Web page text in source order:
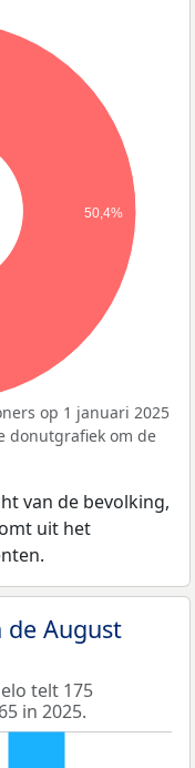
50,4%
op 1 januari 2025
donutgrafiek om de
van de bevolking,
uit het
August
telt 175
in 2025.